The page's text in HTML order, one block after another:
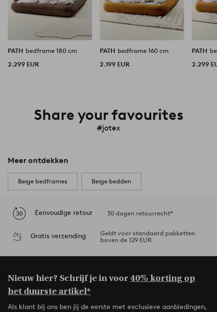
PATH
bedframe 180 cm
2.299 EUR
PATH
bedframe 160 cm
2.199 EUR
PATH
2.299
Share your favourites
#jotex
Meer ontdekken
Beige bedframes Beige bedden
Eenvoudige retour 30 dagen retourrecht*
Gratis verzending
Geldt voor standaard pakketten
boven de 129 EUR
Nieuw hier? Schrijf je in voor40% korting op
het duurste artikel*
Als klant bij ons ben jij de eerste met exclusieve aanbiedingen,